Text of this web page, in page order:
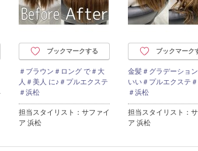
ブックマークする
＃ブラウン＃ロング で＃大
人＃美人 に♪＃プルエクステ
＃浜松
担当スタイリスト：サファイ
ア 浜松
ブックマーク
金髪＃グラデーショ
いい＃プルエクステ
＃浜松
担当スタイリスト：
ア 浜松